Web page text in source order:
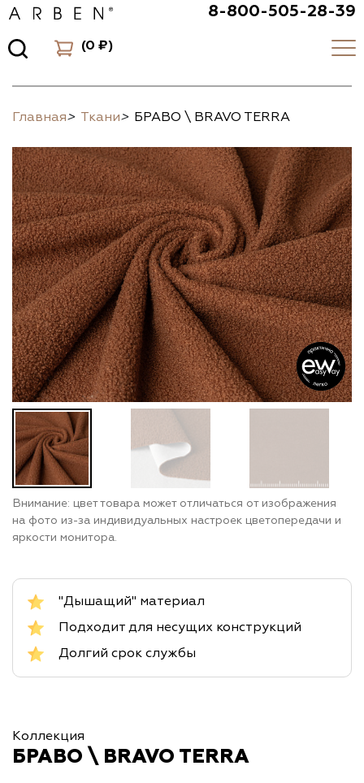
8-800-505-28-39
(0 ₽)
Главная> Ткани> БРАВО \ BRAVO TERRA
Внимание: цвет товара может отличаться от изображения
на фото из-за индивидуальных настроек цветопередачи и
яркости монитора.
"Дышащий" материал
Подходит для несущих конструкций
Долгий срок службы
Коллекция
БРАВО \ BRAVO TERRA